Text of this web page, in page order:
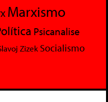
Marxismo
Psicanalise
Zizek Socialismo